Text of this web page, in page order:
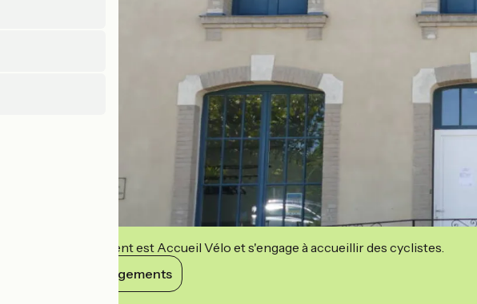
Cet établissement est Accueil Vélo et s'engage à accueillir des cyclistes.
Voir ses engagements